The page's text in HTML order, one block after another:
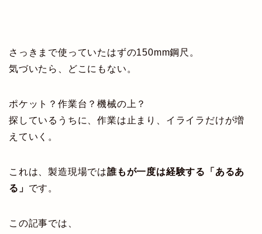
さっきまで使っていたはずの150mm鋼尺。
気づいたら、どこにもない。
ポケット？作業台？機械の上？
探しているうちに、作業は止まり、イライラだけが増
えていく。
これは、製造現場では誰もが一度は経験する「あるあ
る」 です。
この記事では、